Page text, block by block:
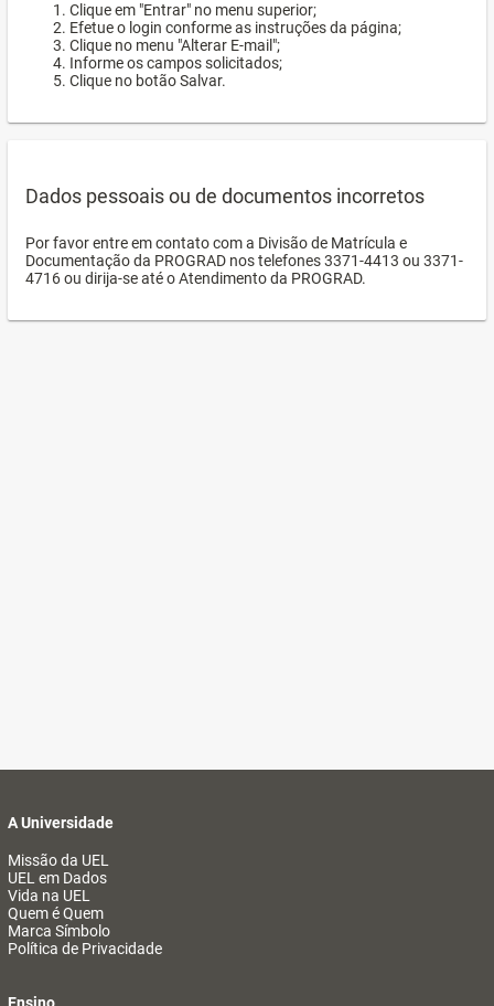
Clique em "Entrar" no menu superior;
Efetue o login conforme as instruções da página;
Clique no menu "Alterar E-mail";
Informe os campos solicitados;
Clique no botão Salvar.
Dados pessoais ou de documentos incorretos
Por favor entre em contato com a Divisão de Matrícula e
Documentação da PROGRAD nos telefones 3371-4413 ou 3371-
4716 ou dirija-se até o Atendimento da PROGRAD.
A Universidade
Missão da UEL
UEL em Dados
Vida na UEL
Quem é Quem
Marca Símbolo
Política de Privacidade